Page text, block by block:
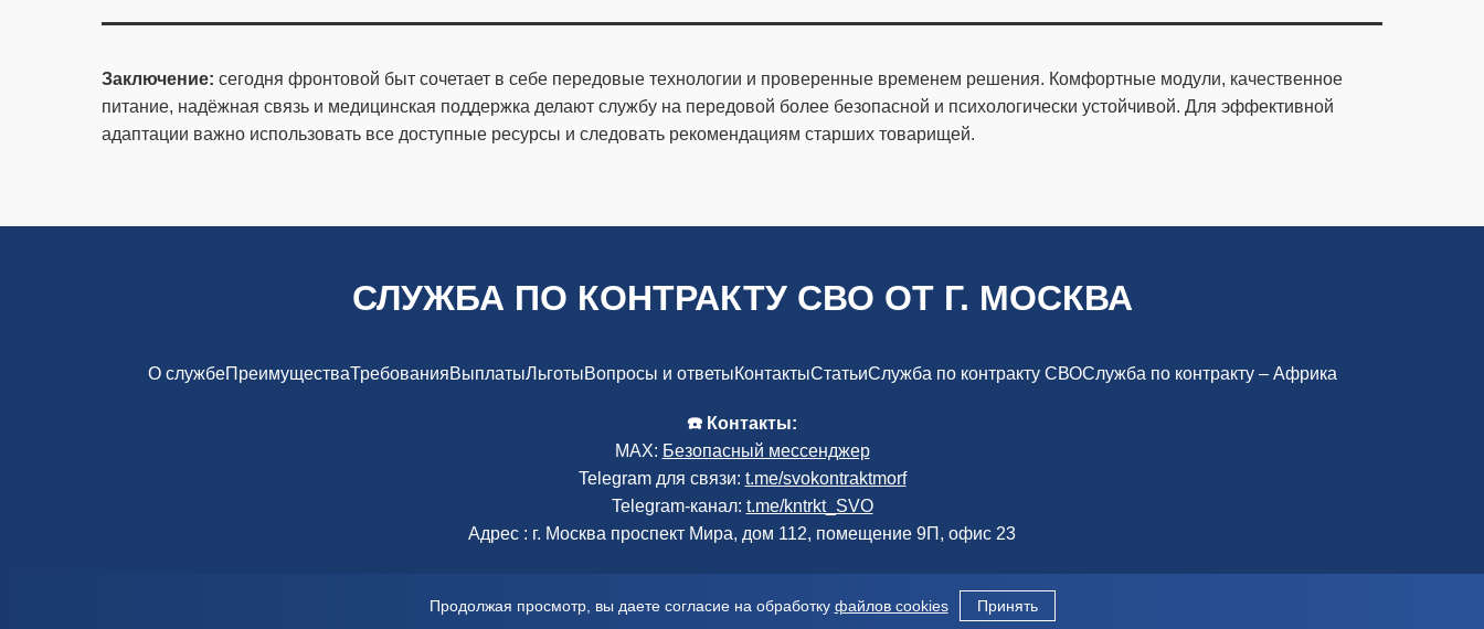
Заключение: сегодня фронтовой быт сочетает в себе передовые технологии и проверенные временем решения. Комфортные модули, качественное
питание, надёжная связь и медицинская поддержка делают службу на передовой более безопасной и психологически устойчивой. Для эффективной
адаптации важно использовать все доступные ресурсы и следовать рекомендациям старших товарищей.
СЛУЖБА ПО КОНТРАКТУ СВО ОТ Г. МОСКВА
О службеПреимуществаТребованияВыплатыЛьготыВопросы и ответыКонтактыСтатьиСлужба по контракту СВОСлужба по контракту – Африка
☎️ Контакты:
MAX: Безопасный мессенджер
Telegram для связи: t.me/svokontraktmorf
Telegram-канал: t.me/kntrkt_SVO
Адрес : г. Москва проспект Мира, дом 112, помещение 9П, офис 23
Продолжая просмотр, вы даете согласие на обработку файлов cookies Принять